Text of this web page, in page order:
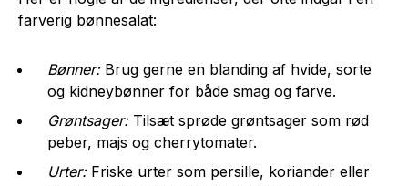
farverig bønnesalat:
Bønner:Brug gerne en blanding af hvide, sorte
og kidneybønner for både smag og farve.
Grøntsager:Tilsæt sprøde grøntsager som rød
peber, majs og cherrytomater.
Urter:Friske urter som persille, koriander eller